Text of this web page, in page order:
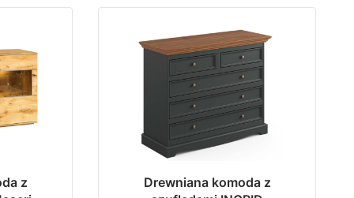
z
Drewniana komoda z